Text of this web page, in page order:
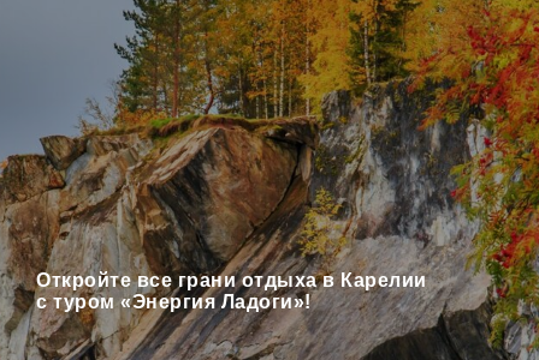
Откройте все грани отдыха в Карелии
с туром «Энергия Ладоги»!